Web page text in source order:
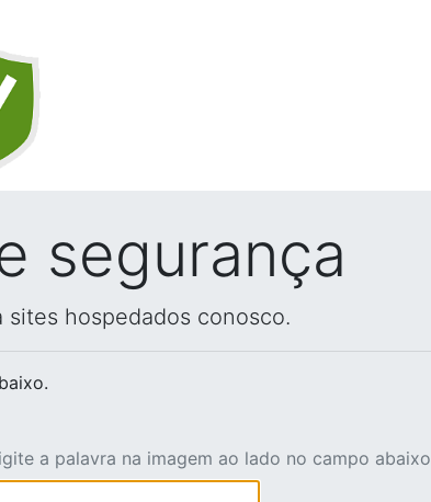
segurança
hospedados conosco.
a palavra na imagem ao lado no campo abaixo